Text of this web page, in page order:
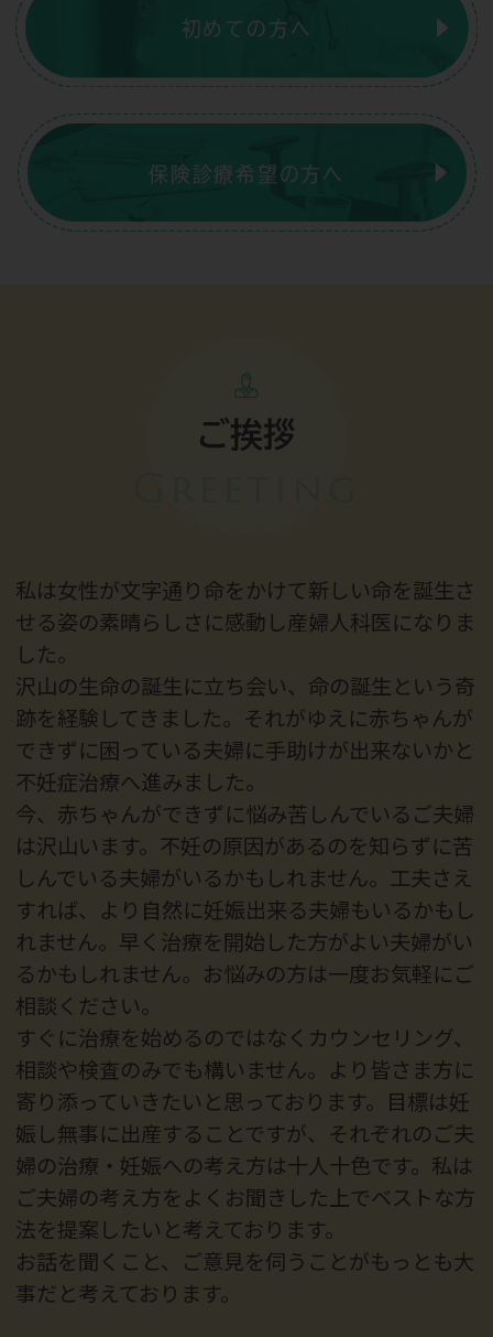
初めての方へ
保険診療希望の方へ
ご挨拶
私は女性が文字通り命をかけて新しい命を誕生さ
せる姿の素晴らしさに感動し産婦人科医になりま
した。
沢山の生命の誕生に立ち会い、命の誕生という奇
跡を経験してきました。それがゆえに赤ちゃんが
できずに困っている夫婦に手助けが出来ないかと
不妊症治療へ進みました。
今、赤ちゃんができずに悩み苦しんでいるご夫婦
は沢山います。不妊の原因があるのを知らずに苦
しんでいる夫婦がいるかもしれません。工夫さえ
すれば、より自然に妊娠出来る夫婦もいるかもし
れません。早く治療を開始した方がよい夫婦がい
るかもしれません。お悩みの方は一度お気軽にご
相談ください。
すぐに治療を始めるのではなくカウンセリング、
相談や検査のみでも構いません。より皆さま方に
寄り添っていきたいと思っております。目標は妊
娠し無事に出産することですが、それぞれのご夫
婦の治療・妊娠への考え方は十人十色です。私は
ご夫婦の考え方をよくお聞きした上でベストな方
法を提案したいと考えております。
お話を聞くこと、ご意見を伺うことがもっとも大
事だと考えております。